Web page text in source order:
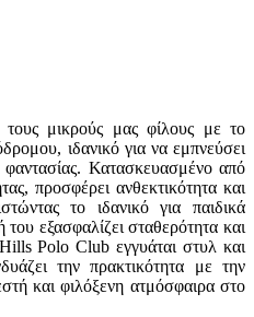
μικρούς μας φίλους με το
ιδανικό για να εμπνεύσει
φαντασίας. Κατασκευασμένο από
προσφέρει ανθεκτικότητα και
το ιδανικό για παιδικά
εξασφαλίζει σταθερότητα και
Polo Club εγγυάται στυλ και
την πρακτικότητα με την
και φιλόξενη ατμόσφαιρα στο